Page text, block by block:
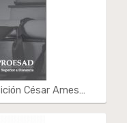
César Ames…